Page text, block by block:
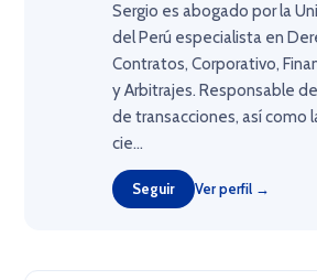
Sergio es abogado por la
del Perú especialista en
Contratos, Corporativo,
y Arbitrajes. Responsable
de transacciones, así como
cie...
Seguir Ver perfil →